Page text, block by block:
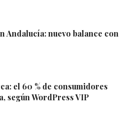
Andalucía: nuevo balance con
el 60 % de consumidores
según WordPress VIP